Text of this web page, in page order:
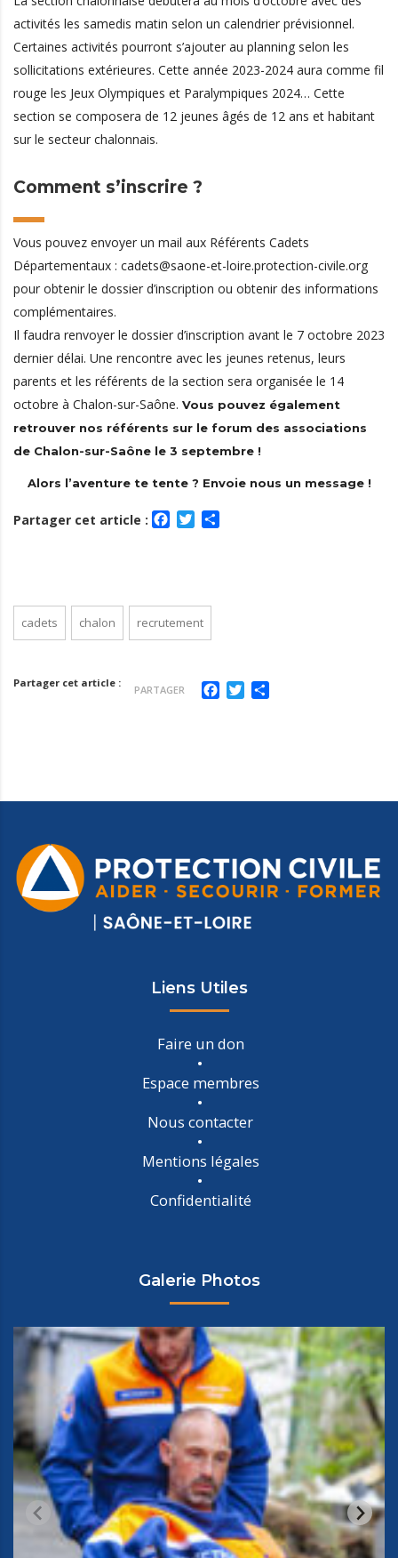
activités les samedis matin selon un calendrier prévisionnel.
Certaines activités pourront s’ajouter au planning selon les
sollicitations extérieures. Cette année 2023-2024 aura comme fil
rouge les Jeux Olympiques et Paralympiques 2024… Cette
section se composera de 12 jeunes âgés de 12 ans et habitant
sur le secteur chalonnais.
Comment s’inscrire ?
Vous pouvez envoyer un mail aux Référents Cadets
Départementaux : cadets@saone-et-loire.protection-civile.org
pour obtenir le dossier d’inscription ou obtenir des informations
complémentaires.
Il faudra renvoyer le dossier d’inscription avant le 7 octobre 2023
dernier délai. Une rencontre avec les jeunes retenus, leurs
parents et les référents de la section sera organisée le 14
octobre à Chalon-sur-Saône. Vous pouvez également
retrouver nos référents sur le forum des associations
de Chalon-sur-Saône le 3 septembre !
Alors l’aventure te tente ? Envoie nous un message !
Partager cet article : Facebook
Twitter
cadets chalon recrutement
PARTAGER
Partager cet article : Facebook
Twitter
Liens Utiles
Faire un don
Espace membres
Nous contacter
Mentions légales
Confidentialité
Galerie Photos